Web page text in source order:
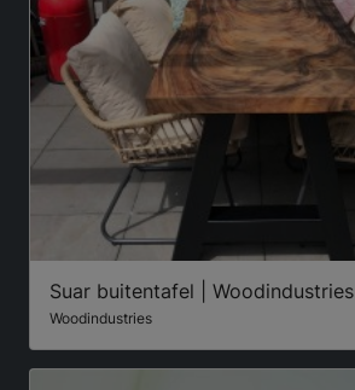
Suar buitentafel | Woodindustries
Woodindustries